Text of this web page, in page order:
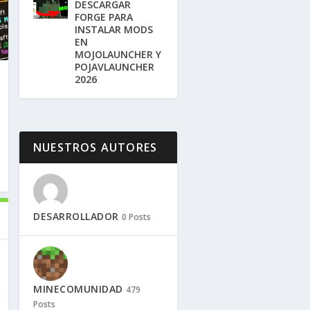
DESCARGAR
FORGE PARA
INSTALAR MODS
EN
MOJOLAUNCHER Y
POJAVLAUNCHER
2026
NUESTROS AUTORES
DESARROLLADOR 0 Posts
MINECOMUNIDAD 479
Posts